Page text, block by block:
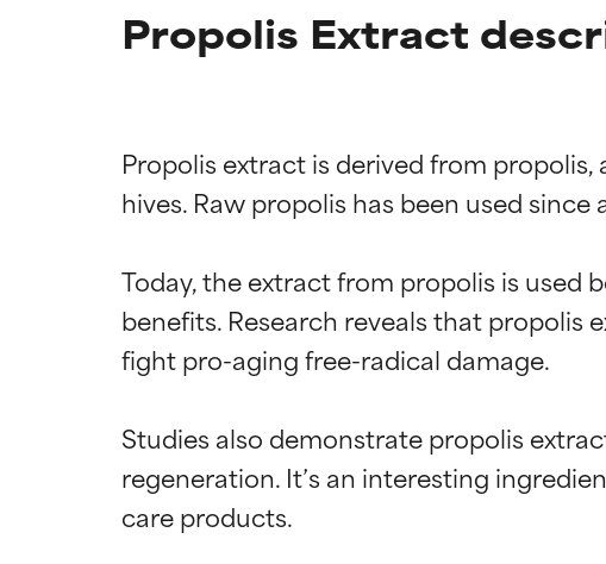
Propolis Extract
Propolis extract is derived from
hives. Raw propolis has been used
Today, the extract from propolis is used
benefits. Research reveals that
fight pro-aging free-radical damage.
Studies also demonstrate propolis
regeneration. It’s an interesting
Ratings af
BEDST
Dokumenteret og
Ratings af
BEDST
Dokumenteret og